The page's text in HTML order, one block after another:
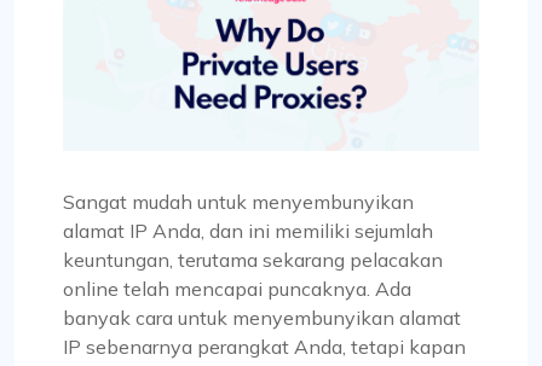
Sangat mudah untuk menyembunyikan
alamat IP Anda, dan ini memiliki sejumlah
keuntungan, terutama sekarang pelacakan
online telah mencapai puncaknya. Ada
banyak cara untuk menyembunyikan alamat
IP sebenarnya perangkat Anda, tetapi kapan